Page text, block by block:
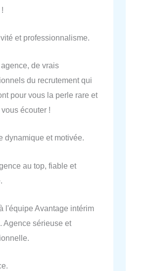
et professionnalisme.
de vrais
du recrutement qui
pour vous la perle rare et
écouter !
dynamique et motivée.
au top, fiable et
l'équipe Avantage intérim
Agence sérieuse et